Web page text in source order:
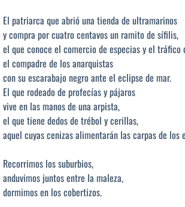
El patriarca que abrió una tienda de ultramarinos
y compra por cuatro centavos un ramito de sífilis,
el que conoce el comercio de especias y el tráfico
el compadre de los anarquistas
con su escarabajo negro ante el eclipse de mar.
El que rodeado de profecías y pájaros
vive en las manos de una arpista,
el que tiene dedos de trébol y cerillas,
aquel cuyas cenizas alimentarán las carpas de los
Recorrimos los suburbios,
anduvimos juntos entre la maleza,
dormimos en los cobertizos.